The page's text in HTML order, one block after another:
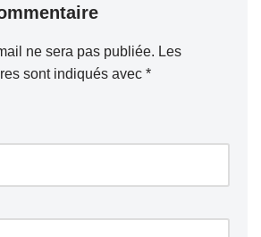
ne sera pas publiée. Les
sont indiqués avec *